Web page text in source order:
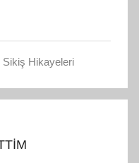
Sikiş Hikayeleri